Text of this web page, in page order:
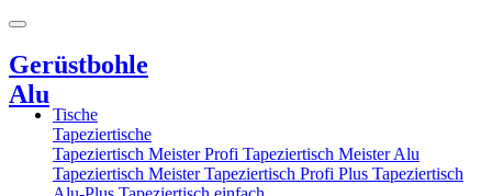
Gerüstbohle
Alu
Tische
Tapeziertische
Tapeziertisch Meister Profi Tapeziertisch Meister Alu
Tapeziertisch MeisterTapeziertisch Profi Plus Tapeziertisch